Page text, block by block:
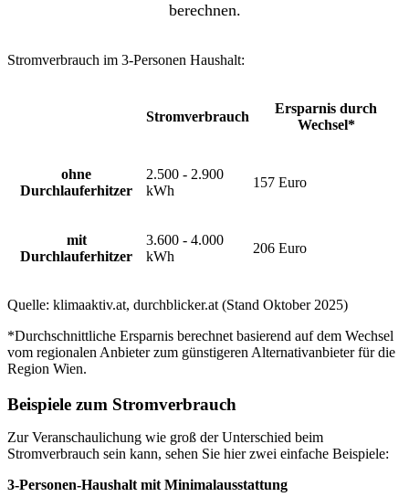
berechnen.
Stromverbrauch im 3-Personen Haushalt:
Stromverbrauch
Ersparnis durch
Wechsel*
ohne
Durchlauferhitzer
2.500 - 2.900
kWh
157 Euro
mit
Durchlauferhitzer
3.600 - 4.000
kWh
206 Euro
Quelle: klimaaktiv.at, durchblicker.at (Stand Oktober 2025)
*Durchschnittliche Ersparnis berechnet basierend auf dem Wechsel
vom regionalen Anbieter zum günstigeren Alternativanbieter für die
Region Wien.
Beispiele zum Stromverbrauch
Zur Veranschaulichung wie groß der Unterschied beim
Stromverbrauch sein kann, sehen Sie hier zwei einfache Beispiele:
3-Personen-Haushalt mit Minimalausstattung